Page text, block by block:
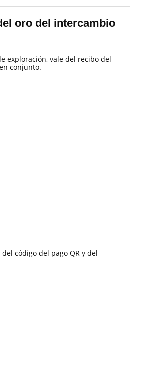
oro del intercambio
exploración, vale del recibo del
conjunto.
código del pago QR y del